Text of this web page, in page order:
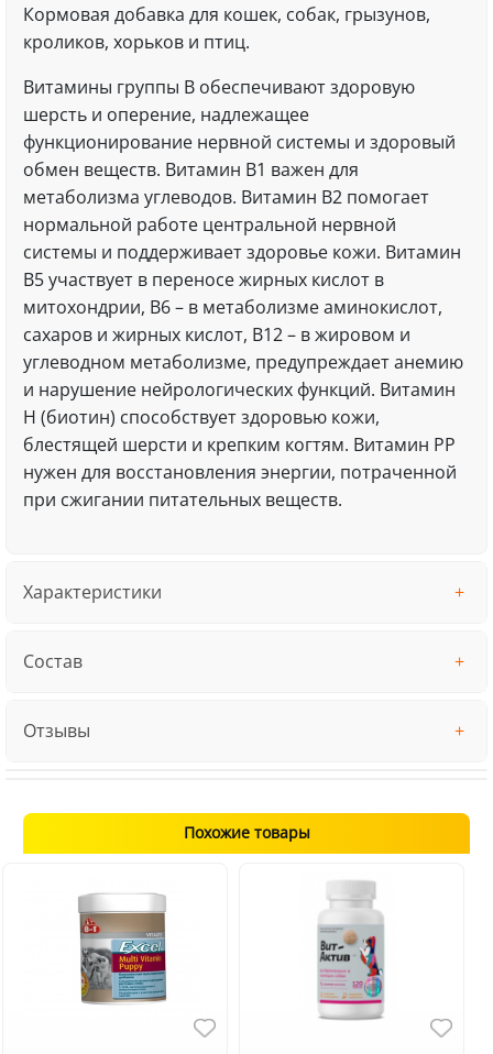
Кормовая добавка для кошек, собак, грызунов,
кроликов, хорьков и птиц.
Витамины группы В обеспечивают здоровую
шерсть и оперение, надлежащее
функционирование нервной системы и здоровый
обмен веществ. Витамин В1 важен для
метаболизма углеводов. Витамин В2 помогает
нормальной работе центральной нервной
системы и поддерживает здоровье кожи. Витамин
B5 участвует в переносе жирных кислот в
митохондрии, В6 – в метаболизме аминокислот,
сахаров и жирных кислот, В12 – в жировом и
углеводном метаболизме, предупреждает анемию
и нарушение нейрологических функций. Витамин
Н (биотин) способствует здоровью кожи,
блестящей шерсти и крепким когтям. Витамин РР
нужен для восстановления энергии, потраченной
при сжигании питательных веществ.
Характеристики
Состав
Отзывы
Похожие товары